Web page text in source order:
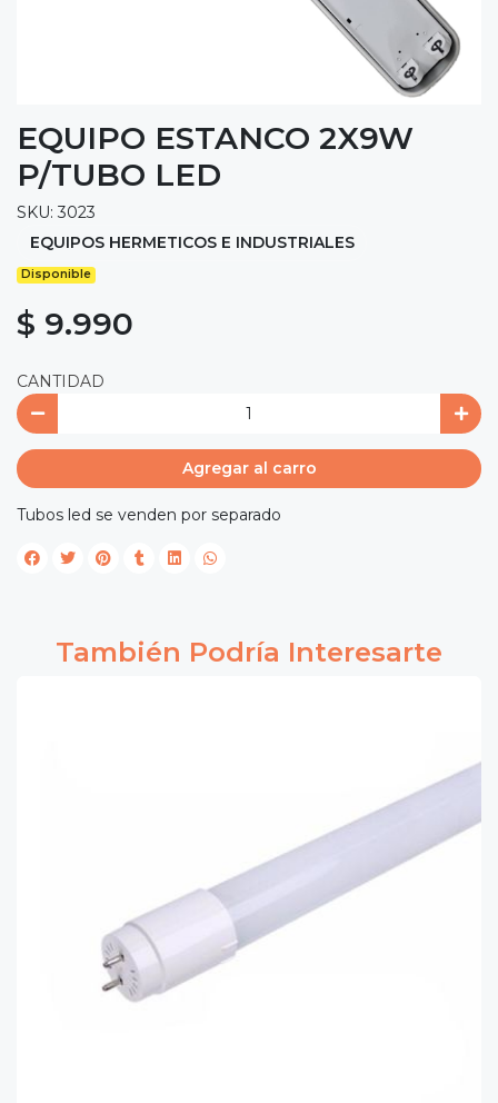
EQUIPO ESTANCO 2X9W
P/TUBO LED
SKU: 3023
EQUIPOS HERMETICOS E INDUSTRIALES
Disponible
$ 9.990
CANTIDAD
Agregar al carro
Tubos led se venden por separado
También Podría Interesarte